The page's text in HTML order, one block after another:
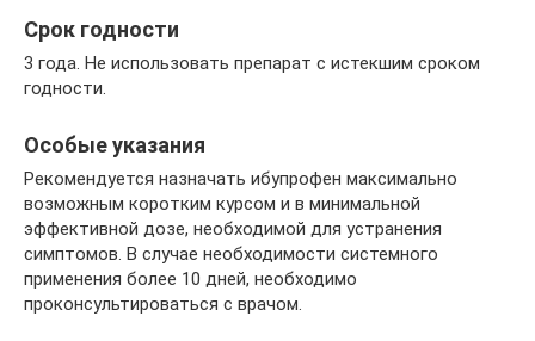
Срок годности
3 года. Не использовать препарат с истекшим сроком
годности.
Особые указания
Рекомендуется назначать ибупрофен максимально
возможным коротким курсом и в минимальной
эффективной дозе, необходимой для устранения
симптомов. В случае необходимости системного
применения более 10 дней, необходимо
проконсультироваться с врачом.